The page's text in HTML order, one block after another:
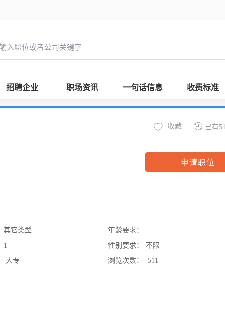
招聘企业 职场资讯 一句话信息 收费标准
已有
收藏
申请职位
其它类型
1
大专
年龄要求：
性别要求：
不限
浏览次数：
511